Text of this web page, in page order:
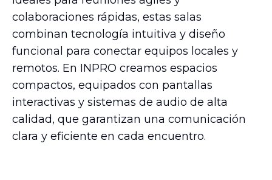
colaboraciones rápidas, estas salas
combinan tecnología intuitiva y diseño
funcional para conectar equipos locales y
remotos. En INPRO creamos espacios
compactos, equipados con pantallas
interactivas y sistemas de audio de alta
calidad, que garantizan una comunicación
clara y eficiente en cada encuentro.